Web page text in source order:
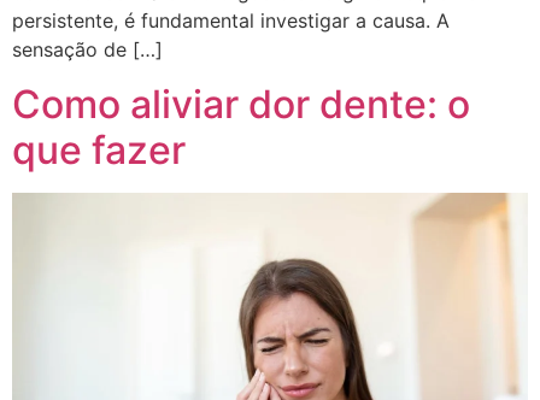
persistente, é fundamental investigar a causa. A
sensação de […]
Como aliviar dor dente: o
que fazer